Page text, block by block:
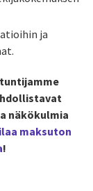
ja
näkökulmia
maksuton
!